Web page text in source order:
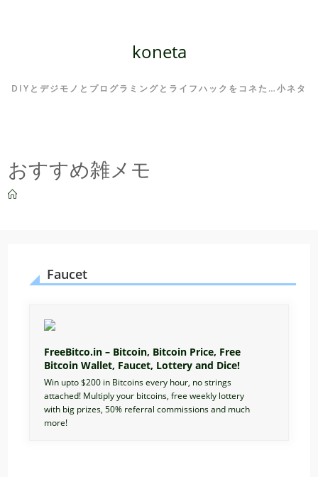
koneta
DIYとデジモノとプログラミングとライフハックをコネた…小ネタ
おすすめ雑メモ
Faucet
FreeBitco.in – Bitcoin, Bitcoin Price, Free
Bitcoin Wallet, Faucet, Lottery and Dice!
Win upto $200 in Bitcoins every hour, no strings
attached! Multiply your bitcoins, free weekly lottery
with big prizes, 50% referral commissions and much
more!